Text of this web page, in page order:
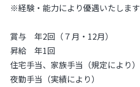
※経験・能力により優遇いたします
賞与 年2回（７月・12月）
昇給 年1回
住宅手当、家族手当（規定により）
夜勤手当（実績により）